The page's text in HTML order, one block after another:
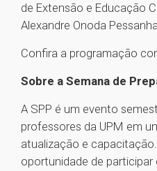
de Extensão e Educação
Alexandre Onoda
Confira a programação
Sobre a Semana de
A SPP é um evento
professores da UPM em
atualização e
oportunidade de